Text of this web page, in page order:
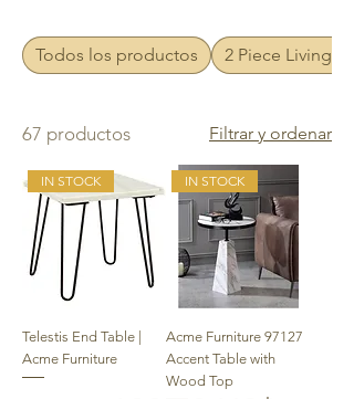
Todos los productos 2 Piece Living
67 productos Filtrar y ordenar
IN STOCK
Telestis End Table |
Acme Furniture
IN STOCK
Acme Furniture 97127
Accent Table with
Wood Top